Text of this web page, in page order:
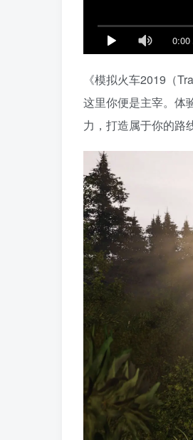
0:00
《模拟火车2019（
这里你便是主宰。体
力，打造属于你的路